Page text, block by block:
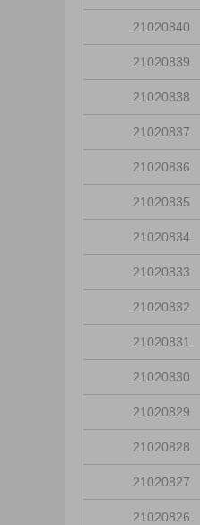
21020840
21020839
21020838
21020837
21020836
21020835
21020834
21020833
21020832
21020831
21020830
21020829
21020828
21020827
21020826